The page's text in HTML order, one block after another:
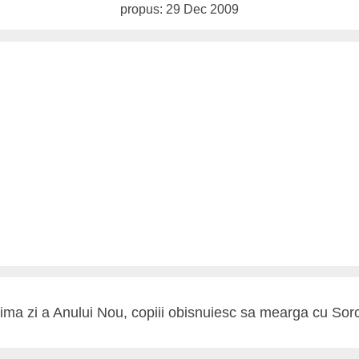
propus: 29 Dec 2009
zi a Anului Nou, copiii obisnuiesc sa mearga cu